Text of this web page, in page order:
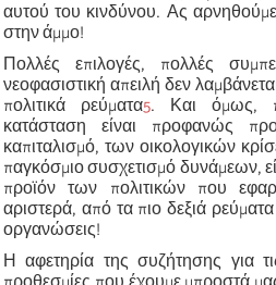
αυτού του κινδύνου. Ας
στην άμμο!
Πολλές επιλογές, πολλές
νεοφασιστική απειλή δεν
πολιτικά ρεύματα5. Και όμως,
κατάσταση είναι προφανώς
καπιταλισμό, των οικολογικών
παγκόσμιο συσχετισμό δυνάμεων,
προϊόν των πολιτικών που
αριστερά, από τα πιο δεξιά ρεύματα
οργανώσεις!
Η αφετηρία της συζήτησης για